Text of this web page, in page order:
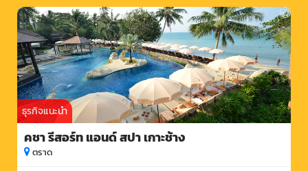
ธุรกิจแนะนำ
คชา รีสอร์ท แอนด์ สปา เกาะช้าง
ตราด